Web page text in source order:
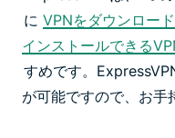
に VPNをダウンロード
インストールできる
すめです。
が可能ですので、お手